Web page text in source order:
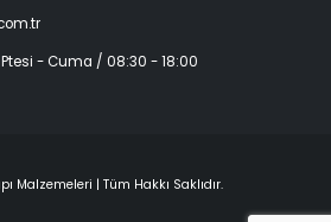
Ptesi - Cuma / 08:30 - 18:00
Malzemeleri | Tüm Hakkı Saklıdır.